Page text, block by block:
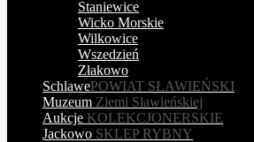
Staniewice
Wicko Morskie
Wilkowice
Wszedzień
Złakowo
SchlawePOWIAT SŁAWIEŃSKI
Muzeum Ziemi Sławieńskiej
Aukcje KOLEKCJONERSKIE
Jackowo SKLEP RYBNY